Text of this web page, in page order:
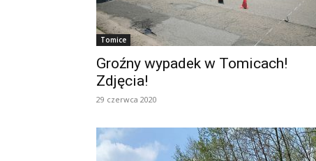
Tomice
Groźny wypadek w Tomicach!
Zdjęcia!
29 czerwca 2020